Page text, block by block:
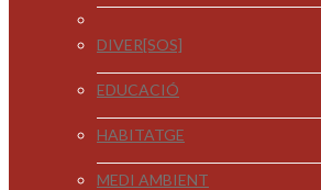
DIVER[SOS]
EDUCACIÓ
HABITATGE
MEDI AMBIENT